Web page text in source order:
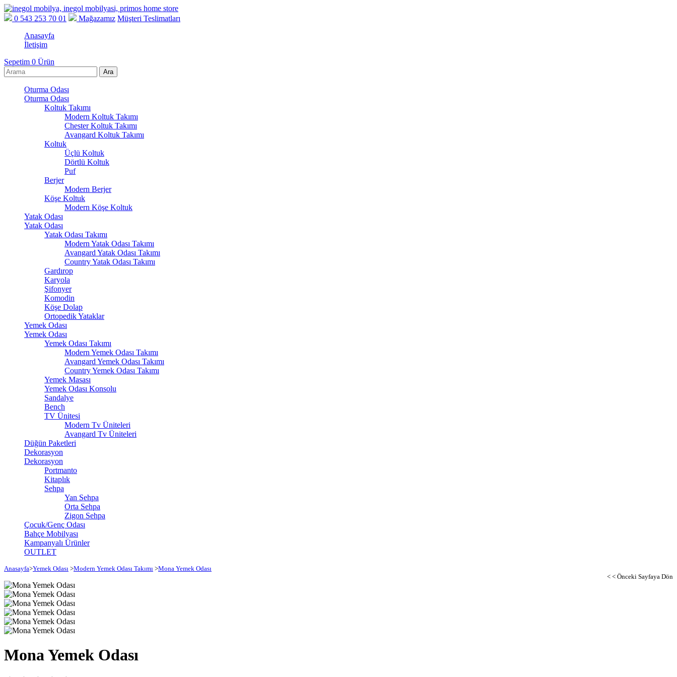
0 543 253 70 01 Mağazamız Müşteri Teslimatları
Anasayfa
İletişim
Sepetim 0 Ürün
Oturma Odası
Oturma Odası
Koltuk Takımı
Modern Koltuk Takımı
Chester Koltuk Takımı
Avangard Koltuk Takımı
Koltuk
Üçlü Koltuk
Dörtlü Koltuk
Puf
Berjer
Modern Berjer
Köşe Koltuk
Modern Köşe Koltuk
Yatak Odası
Yatak Odası
Yatak Odası Takımı
Modern Yatak Odası Takımı
Avangard Yatak Odası Takımı
Country Yatak Odası Takımı
Gardırop
Karyola
Şifonyer
Komodin
Köşe Dolap
Ortopedik Yataklar
Yemek Odası
Yemek Odası
Yemek Odası Takımı
Modern Yemek Odası Takımı
Avangard Yemek Odası Takımı
Country Yemek Odası Takımı
Yemek Masası
Yemek Odası Konsolu
Sandalye
Bench
TV Ünitesi
Modern Tv Üniteleri
Avangard Tv Üniteleri
Düğün Paketleri
Dekorasyon
Dekorasyon
Portmanto
Kitaplık
Sehpa
Yan Sehpa
Orta Sehpa
Zigon Sehpa
Çocuk/Genç Odası
Bahçe Mobilyası
Kampanyalı Ürünler
OUTLET
Anasayfa>Yemek Odası >Modern Yemek Odası Takımı >Mona Yemek Odası
< < Önceki Sayfaya Dön
Mona Yemek Odası